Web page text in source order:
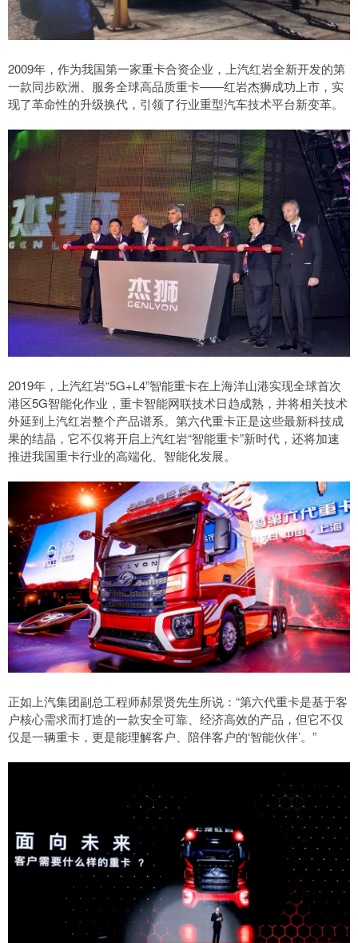
2009年，作为我国第一家重卡合资企业，上汽红岩全新开发的第
一款同步欧洲、服务全球高品质重卡——红岩杰狮成功上市，实
现了革命性的升级换代，引领了行业重型汽车技术平台新变革。
2019年，上汽红岩“5G+L4”智能重卡在上海洋山港实现全球首次
港区5G智能化作业，重卡智能网联技术日趋成熟，并将相关技术
外延到上汽红岩整个产品谱系。第六代重卡正是这些最新科技成
果的结晶，它不仅将开启上汽红岩“智能重卡”新时代，还将加速
推进我国重卡行业的高端化、智能化发展。
正如上汽集团副总工程师郝景贤先生所说：“第六代重卡是基于客
户核心需求而打造的一款安全可靠、经济高效的产品，但它不仅
仅是一辆重卡，更是能理解客户、陪伴客户的‘智能伙伴’。”